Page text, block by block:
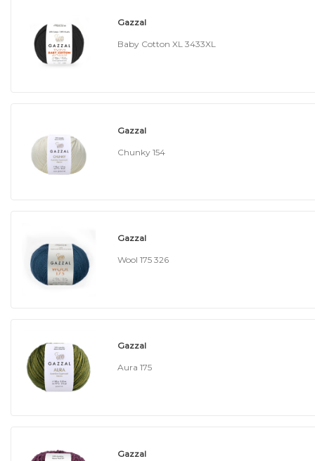
Gazzal
Baby Cotton XL 3433XL
Gazzal
Chunky 154
Gazzal
Wool 175 326
Gazzal
Aura 175
Gazzal